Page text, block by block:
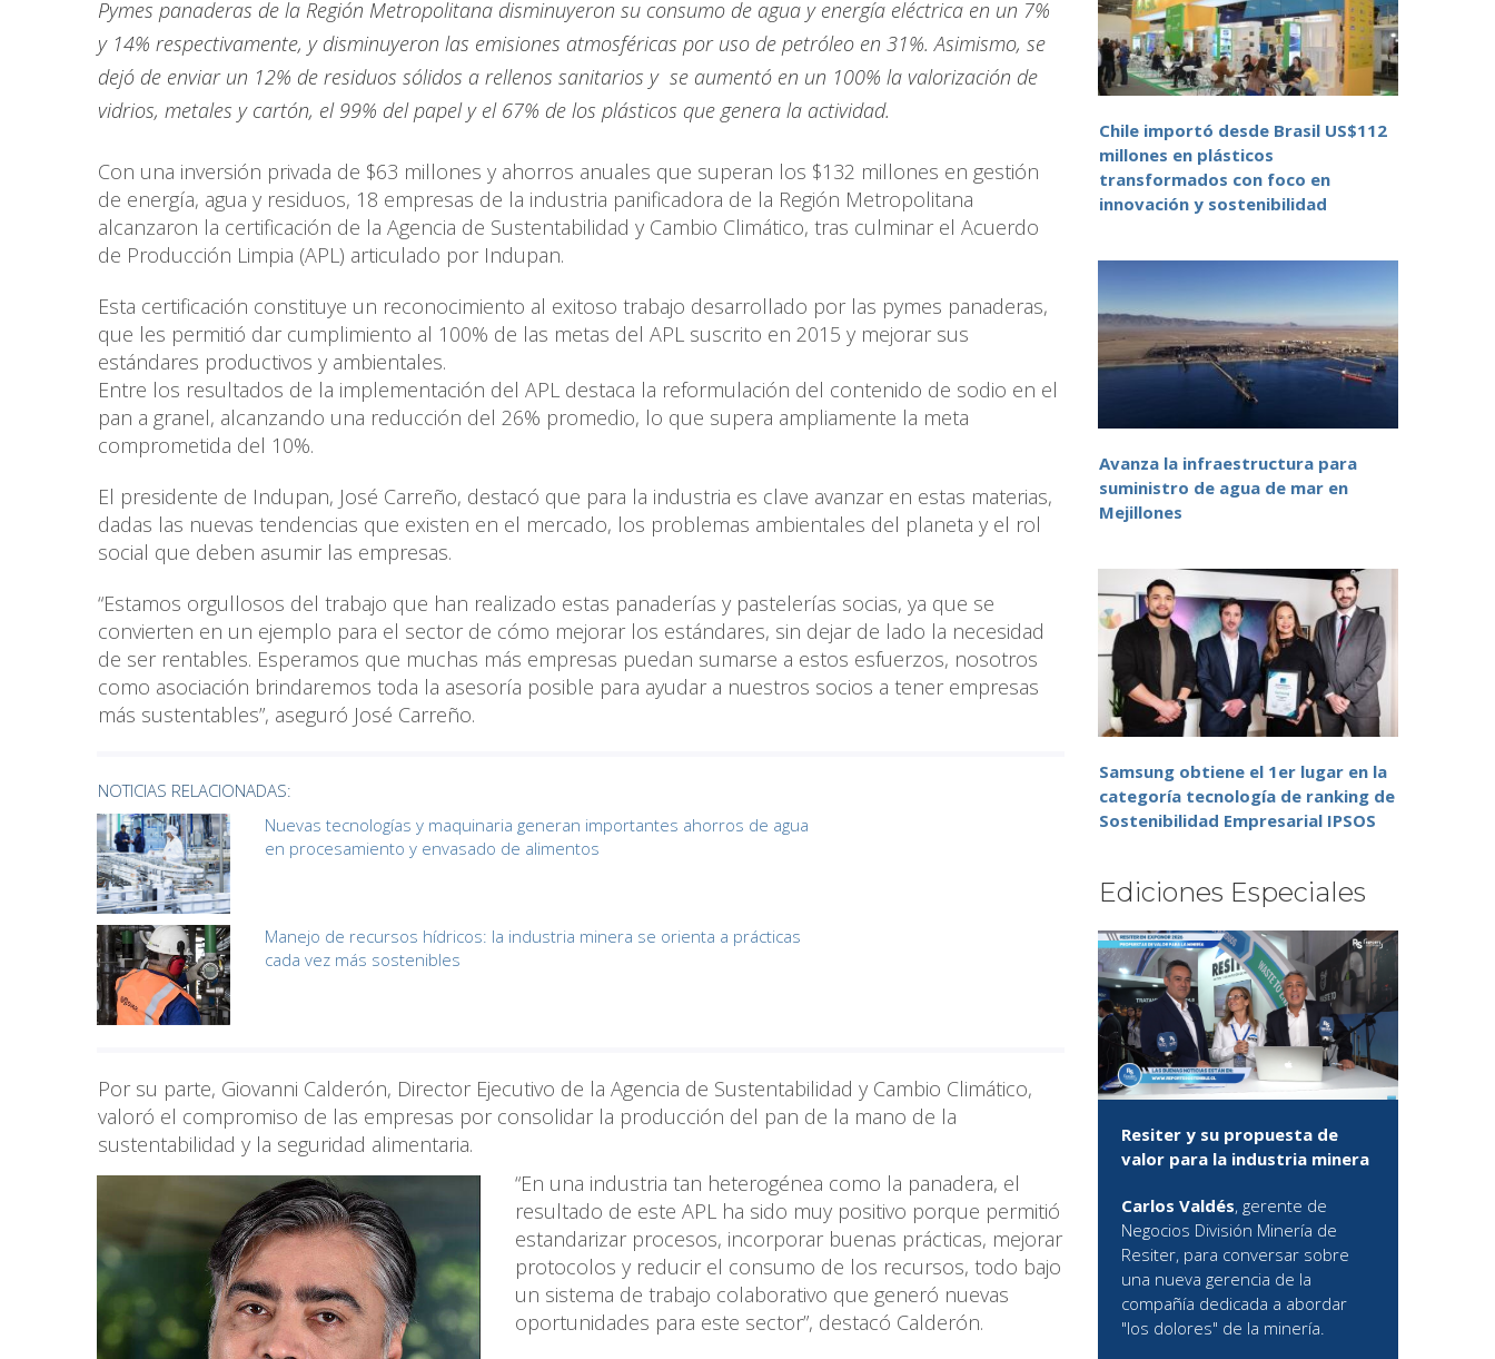
Pymes panaderas de la Región Metropolitana disminuyeron su consumo de agua y energía eléctrica en un 7%
y 14% respectivamente, y disminuyeron las emisiones atmosféricas por uso de petróleo en 31%. Asimismo, se
dejó de enviar un 12% de residuos sólidos a rellenos sanitarios y se aumentó en un 100% la valorización de
vidrios, metales y cartón, el 99% del papel y el 67% de los plásticos que genera la actividad.
Con una inversión privada de $63 millones y ahorros anuales que superan los $132 millones en gestión
de energía, agua y residuos, 18 empresas de la industria panificadora de la Región Metropolitana
alcanzaron la certificación de la Agencia de Sustentabilidad y Cambio Climático, tras culminar el Acuerdo
de Producción Limpia (APL) articulado por Indupan.
Esta certificación constituye un reconocimiento al exitoso trabajo desarrollado por las pymes panaderas,
que les permitió dar cumplimiento al 100% de las metas del APL suscrito en 2015 y mejorar sus
estándares productivos y ambientales.
Entre los resultados de la implementación del APL destaca la reformulación del contenido de sodio en el
pan a granel, alcanzando una reducción del 26% promedio, lo que supera ampliamente la meta
comprometida del 10%.
El presidente de Indupan, José Carreño, destacó que para la industria es clave avanzar en estas materias,
dadas las nuevas tendencias que existen en el mercado, los problemas ambientales del planeta y el rol
social que deben asumir las empresas.
“Estamos orgullosos del trabajo que han realizado estas panaderías y pastelerías socias, ya que se
convierten en un ejemplo para el sector de cómo mejorar los estándares, sin dejar de lado la necesidad
de ser rentables. Esperamos que muchas más empresas puedan sumarse a estos esfuerzos, nosotros
como asociación brindaremos toda la asesoría posible para ayudar a nuestros socios a tener empresas
más sustentables”, aseguró José Carreño.
NOTICIAS RELACIONADAS:
Nuevas tecnologías y maquinaria generan importantes ahorros de agua
en procesamiento y envasado de alimentos
Manejo de recursos hídricos: la industria minera se orienta a prácticas
cada vez más sostenibles
Por su parte, Giovanni Calderón, Director Ejecutivo de la Agencia de Sustentabilidad y Cambio Climático,
valoró el compromiso de las empresas por consolidar la producción del pan de la mano de la
sustentabilidad y la seguridad alimentaria.
“En una industria tan heterogénea como la panadera, el
resultado de este APL ha sido muy positivo porque permitió
estandarizar procesos, incorporar buenas prácticas, mejorar
protocolos y reducir el consumo de los recursos, todo bajo
un sistema de trabajo colaborativo que generó nuevas
oportunidades para este sector”, destacó Calderón.
Chile importó desde Brasil US$112
millones en plásticos
transformados con foco en
innovación y sostenibilidad
Avanza la infraestructura para
suministro de agua de mar en
Mejillones
Samsung obtiene el 1er lugar en la
categoría tecnología de ranking de
Sostenibilidad Empresarial IPSOS
Ediciones Especiales
Resiter y su propuesta de
valor para la industria minera
Carlos Valdés, gerente de
Negocios División Minería de
Resiter, para conversar sobre
una nueva gerencia de la
compañía dedicada a abordar
"los dolores" de la minería.